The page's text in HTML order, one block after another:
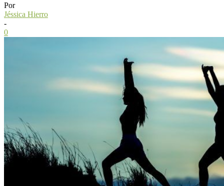
Por
Jéssica Hierro
-
0